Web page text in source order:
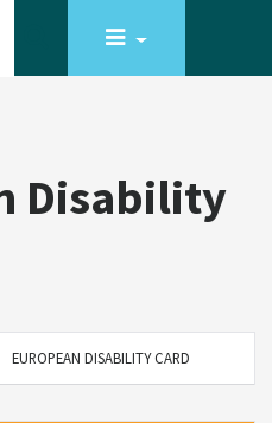
Disability
EUROPEAN DISABILITY CARD